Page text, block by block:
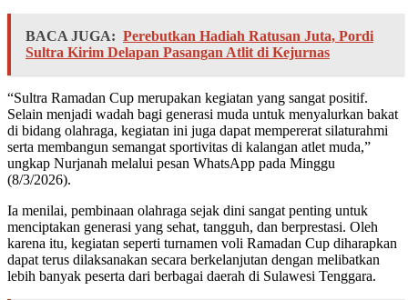
BACA JUGA: Perebutkan Hadiah Ratusan Juta, Pordi
Sultra Kirim Delapan Pasangan Atlit di Kejurnas
“Sultra Ramadan Cup merupakan kegiatan yang sangat positif.
Selain menjadi wadah bagi generasi muda untuk menyalurkan bakat
di bidang olahraga, kegiatan ini juga dapat mempererat silaturahmi
serta membangun semangat sportivitas di kalangan atlet muda,”
ungkap Nurjanah melalui pesan WhatsApp pada Minggu
(8/3/2026).
Ia menilai, pembinaan olahraga sejak dini sangat penting untuk
menciptakan generasi yang sehat, tangguh, dan berprestasi. Oleh
karena itu, kegiatan seperti turnamen voli Ramadan Cup diharapkan
dapat terus dilaksanakan secara berkelanjutan dengan melibatkan
lebih banyak peserta dari berbagai daerah di Sulawesi Tenggara.